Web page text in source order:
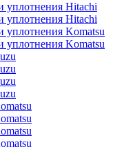
уплотнения Hitachi
уплотнения Hitachi
уплотнения Komatsu
уплотнения Komatsu